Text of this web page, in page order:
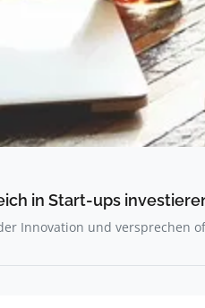
in Start-ups
Innovation und versprechen